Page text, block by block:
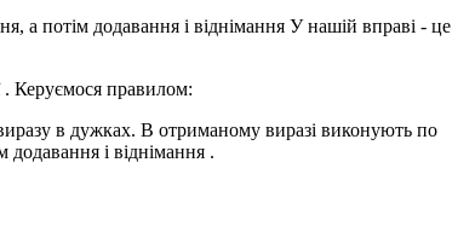
а потім додавання і віднімання У нашій вправі - це
. Керуємося правилом:
в дужках. В отриманому виразі виконують по
додавання і віднімання .